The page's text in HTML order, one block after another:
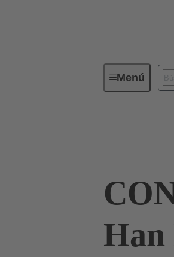
Menú
Han